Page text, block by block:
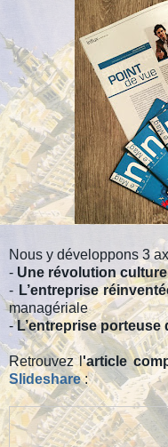
Nous y développons 3
- Une révolution
- L’entreprise
managériale
-L’entreprise porteuse
Retrouvez l'article
Slideshare: